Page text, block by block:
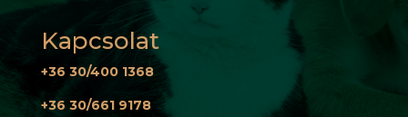
Kapcsolat
+36 30/400 1368
+36 30/661 9178